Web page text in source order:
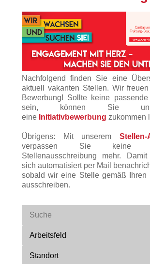
Nachfolgend finden Sie eine
aktuell vakanten Stellen. Wir
Bewerbung! Sollte keine
sein, können Sie
eine Initiativbewerbung zukommen
Übrigens: Mit unserem Stellen-
verpassen Sie keine
Stellenausschreibung mehr.
sich automatisiert per Mail
sobald wir eine Stelle gemäß Ihren
ausschreiben.
Arbeitsfeld
Standort